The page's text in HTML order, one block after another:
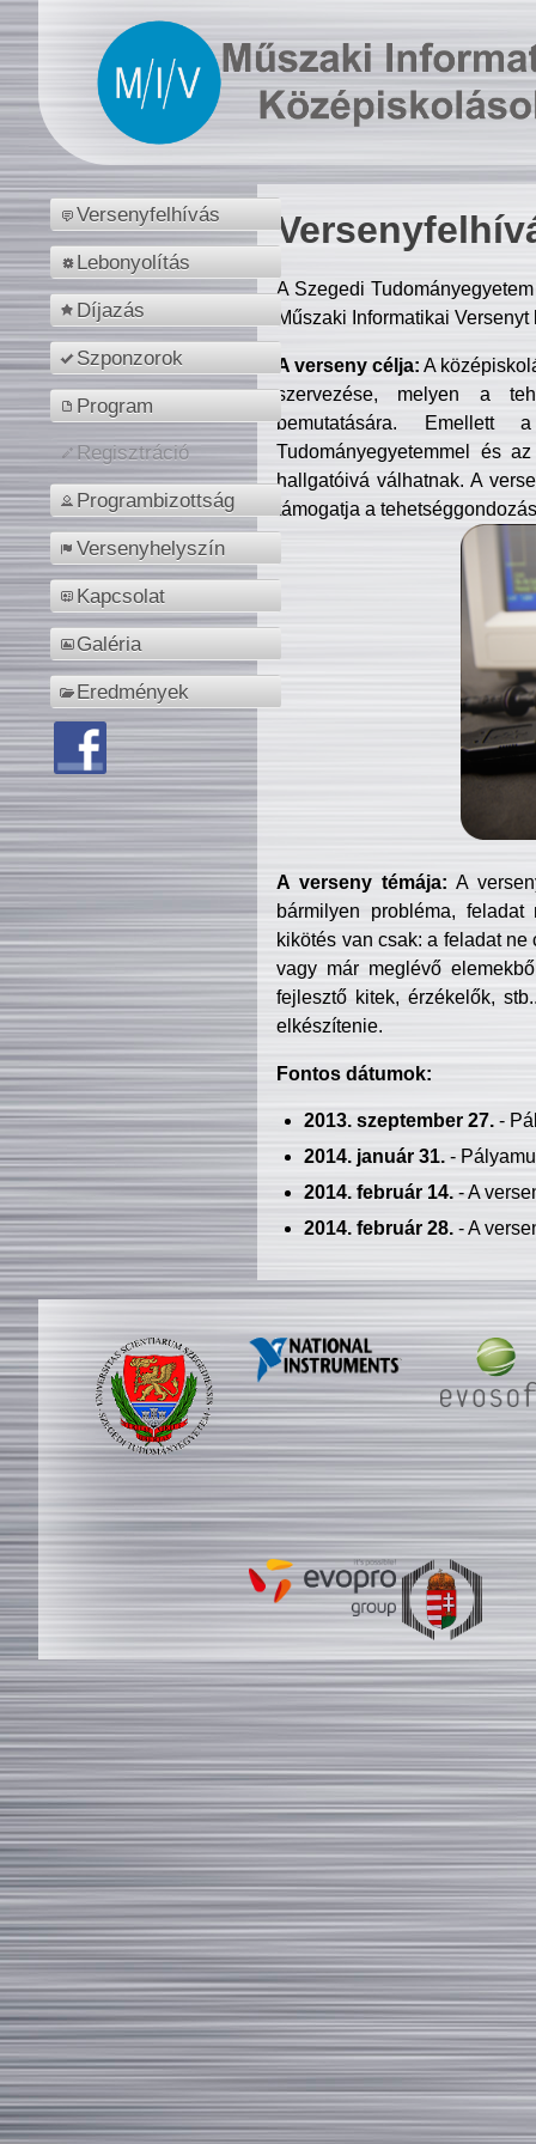
Versenyfelhívás
Lebonyolítás
Díjazás
Szponzorok
Program
Regisztráció
Programbizottság
Versenyhelyszín
Kapcsolat
Galéria
Eredmények
A Szegedi
Műszaki Informatikai
A verseny célja: A
szervezése, melyen a
bemutatására. Emellett
Tudományegyetemmel és
hallgatóivá válhatnak. A
támogatja a
A verseny témája: A
bármilyen probléma, feladat
kikötés van csak: a feladat
vagy már meglévő
fejlesztő kitek, érzékelők,
elkészítenie.
Fontos dátumok:
2013. szeptember 27.-
2014. január 31.-
2014. február 14.- A
2014. február 28.- A